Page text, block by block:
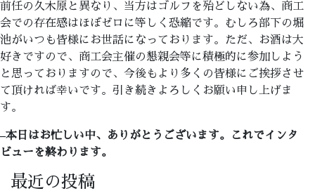
前任の久木原と異なり、当方はゴルフを殆どしない為、商工
会での存在感はほぼゼロに等しく恐縮です。むしろ部下の堀
池がいつも皆様にお世話になっております。ただ、お酒は大
好きですので、商工会主催の懇親会等に積極的に参加しよう
と思っておりますので、今後もより多くの皆様にご挨拶させ
て頂ければ幸いです。引き続きよろしくお願い申し上げま
す。
–本日はお忙しい中、ありがとうございます。これでインタ
ビューを終わります。
最近の投稿